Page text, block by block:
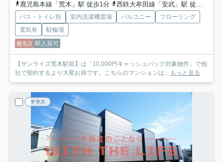
鹿児島本線「荒木」駅 徒歩1分
西鉄大牟田線「安武」駅 徒歩25分
バス・トイレ別 室内洗濯機置場 バルコニー
フローリング
電気有
駐輪場
敷礼0 即入居可
【サンライズ荒木駅前】は「10,000円キャッシュバック対象物件」で他
社で契約するより大変お得です。こちらのマンションは... もっと見る
テラス